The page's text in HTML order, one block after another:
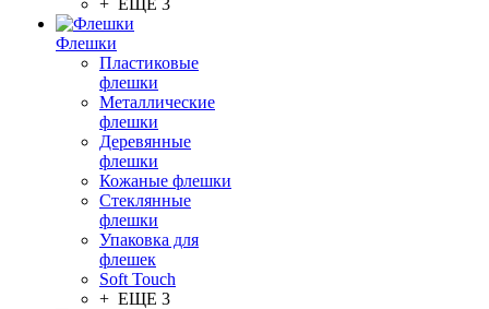
+ ЕЩЕ 3
Флешки
Пластиковые
флешки
Металлические
флешки
Деревянные
флешки
Кожаные флешки
Стеклянные
флешки
Упаковка для
флешек
Soft Touch
+ ЕЩЕ 3